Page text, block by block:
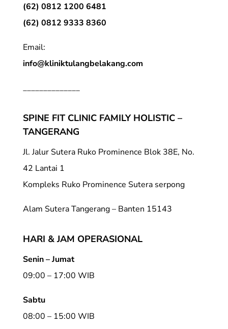
(62) 0812 1200 6481
(62) 0812 9333 8360
Email:
info@kliniktulangbelakang.com
______________
SPINE FIT CLINIC FAMILY HOLISTIC –
TANGERANG
Jl. Jalur Sutera Ruko Prominence Blok 38E, No.
42 Lantai 1
Kompleks Ruko Prominence Sutera serpong
Alam Sutera Tangerang – Banten 15143
HARI & JAM OPERASIONAL
Senin – Jumat
09:00 – 17:00 WIB
Sabtu
08:00 – 15:00 WIB